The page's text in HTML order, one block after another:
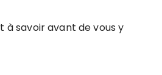
à savoir avant de vous y